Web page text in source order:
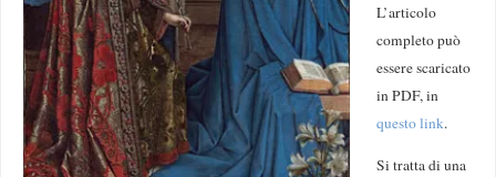
L’articolo
completo può
essere scaricato
in PDF, in
questo link.
Si tratta di una